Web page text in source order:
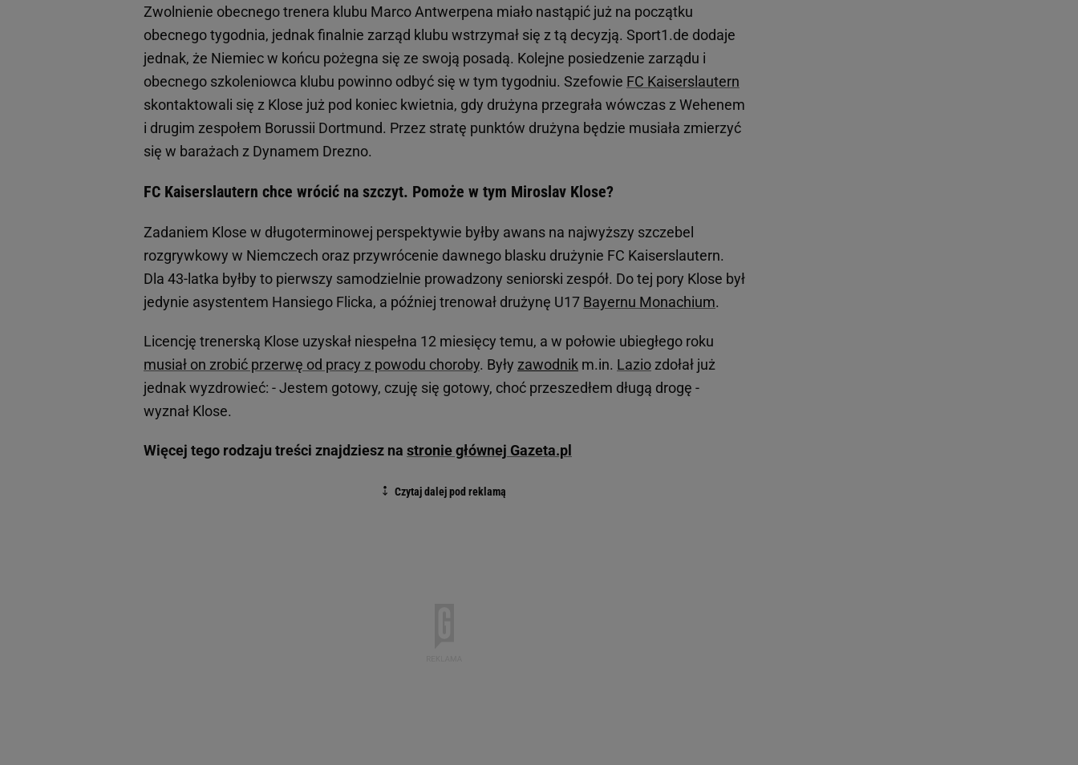
Zwolnienie obecnego trenera klubu Marco Antwerpena miało nastąpić już na początku
obecnego tygodnia, jednak finalnie zarząd klubu wstrzymał się z tą decyzją. Sport1.de dodaje
jednak, że Niemiec w końcu pożegna się ze swoją posadą. Kolejne posiedzenie zarządu i
obecnego szkoleniowca klubu powinno odbyć się w tym tygodniu. Szefowie FC Kaiserslautern
skontaktowali się z Klose już pod koniec kwietnia, gdy drużyna przegrała wówczas z Wehenem
i drugim zespołem Borussii Dortmund. Przez stratę punktów drużyna będzie musiała zmierzyć
się w barażach z Dynamem Drezno.
FC Kaiserslautern chce wrócić na szczyt. Pomoże w tym Miroslav Klose?
Zadaniem Klose w długoterminowej perspektywie byłby awans na najwyższy szczebel
rozgrywkowy w Niemczech oraz przywrócenie dawnego blasku drużynie FC Kaiserslautern.
Dla 43-latka byłby to pierwszy samodzielnie prowadzony seniorski zespół. Do tej pory Klose był
jedynie asystentem Hansiego Flicka, a później trenował drużynę U17 Bayernu Monachium.
Licencję trenerską Klose uzyskał niespełna 12 miesięcy temu, a w połowie ubiegłego roku
musiał on zrobić przerwę od pracy z powodu choroby. Były zawodnik m.in. Laziozdołał już
jednak wyzdrowieć: - Jestem gotowy, czuję się gotowy, choć przeszedłem długą drogę -
wyznał Klose.
Więcej tego rodzaju treści znajdziesz na stronie głównej Gazeta.pl